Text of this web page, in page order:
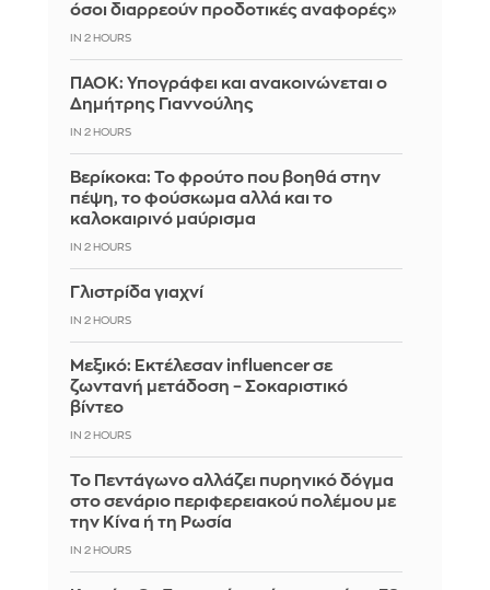
όσοι διαρρεούν προδοτικές αναφορές»
IN 2 HOURS
ΠΑΟΚ: Υπογράφει και ανακοινώνεται ο
Δημήτρης Γιαννούλης
IN 2 HOURS
Βερίκοκα: Το φρούτο που βοηθά στην
πέψη, το φούσκωμα αλλά και το
καλοκαιρινό μαύρισμα
IN 2 HOURS
Γλιστρίδα γιαχνί
IN 2 HOURS
Μεξικό: Εκτέλεσαν influencer σε
ζωντανή μετάδοση – Σοκαριστικό
βίντεο
IN 2 HOURS
Το Πεντάγωνο αλλάζει πυρηνικό δόγμα
στο σενάριο περιφερειακού πολέμου με
την Κίνα ή τη Ρωσία
IN 2 HOURS